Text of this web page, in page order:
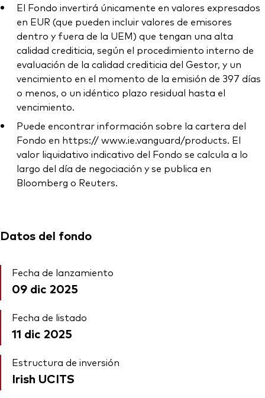
El Fondo invertirá únicamente en valores expresados
en EUR (que pueden incluir valores de emisores
dentro y fuera de la UEM) que tengan una alta
calidad crediticia, según el procedimiento interno de
evaluación de la calidad crediticia del Gestor, y un
vencimiento en el momento de la emisión de 397 días
o menos, o un idéntico plazo residual hasta el
vencimiento.
Puede encontrar información sobre la cartera del
Fondo en https:// www.ie.vanguard/products. El
valor liquidativo indicativo del Fondo se calcula a lo
largo del día de negociación y se publica en
Bloomberg o Reuters.
Datos del fondo
Fecha de lanzamiento
09 dic 2025
Fecha de listado
11 dic 2025
Estructura de inversión
Irish UCITS